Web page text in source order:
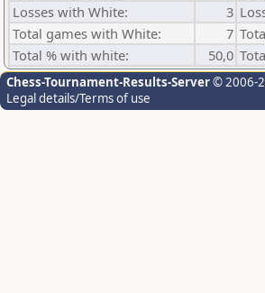
Losses with White:
3
Total games with White:
7
Total % with white:
50,0
Chess-Tournament-Results-Server© 2006-
Legal details/Terms of use